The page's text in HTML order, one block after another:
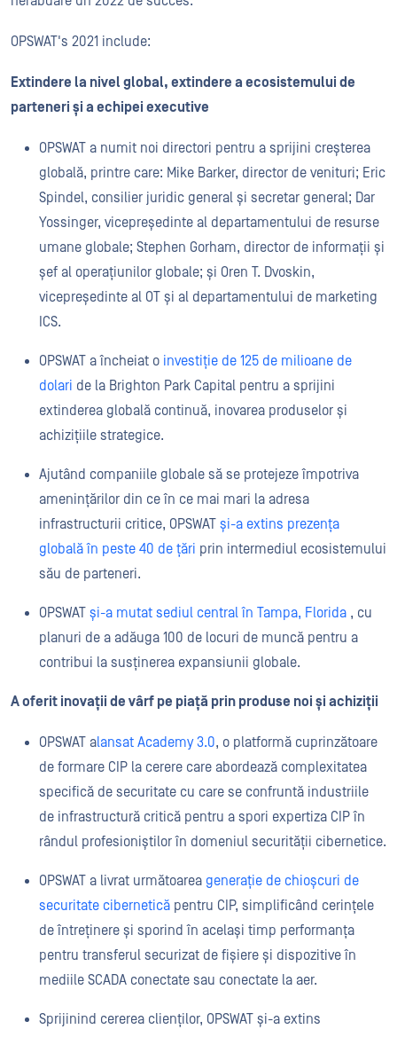
OPSWAT's 2021 include:
Extindere la nivel global, extindere a ecosistemului de
parteneri și a echipei executive
OPSWAT a numit noi directori pentru a sprijini creșterea
globală, printre care: Mike Barker, director de venituri; Eric
Spindel, consilier juridic general și secretar general; Dar
Yossinger, vicepreședinte al departamentului de resurse
umane globale; Stephen Gorham, director de informații și
șef al operațiunilor globale; și Oren T. Dvoskin,
vicepreședinte al OT și al departamentului de marketing
ICS.
OPSWAT a încheiat o investiție de 125 de milioane de
dolari de la Brighton Park Capital pentru a sprijini
extinderea globală continuă, inovarea produselor și
achizițiile strategice.
Ajutând companiile globale să se protejeze împotriva
amenințărilor din ce în ce mai mari la adresa
infrastructurii critice, OPSWAT și-a extins prezența
globală în peste 40 de țări prin intermediul ecosistemului
său de parteneri.
OPSWAT și-a mutat sediul central în Tampa, Florida , cu
planuri de a adăuga 100 de locuri de muncă pentru a
contribui la susținerea expansiunii globale.
A oferit inovații de vârf pe piață prin produse noi și achiziții
OPSWAT alansat Academy 3.0, o platformă cuprinzătoare
de formare CIP la cerere care abordează complexitatea
specifică de securitate cu care se confruntă industriile
de infrastructură critică pentru a spori expertiza CIP în
rândul profesioniștilor în domeniul securității cibernetice.
OPSWAT a livrat următoarea generație de chioșcuri de
securitate cibernetică pentru CIP, simplificând cerințele
de întreținere și sporind în același timp performanța
pentru transferul securizat de fișiere și dispozitive în
mediile SCADA conectate sau conectate la aer.
Sprijinind cererea clienților, OPSWAT și-a extins